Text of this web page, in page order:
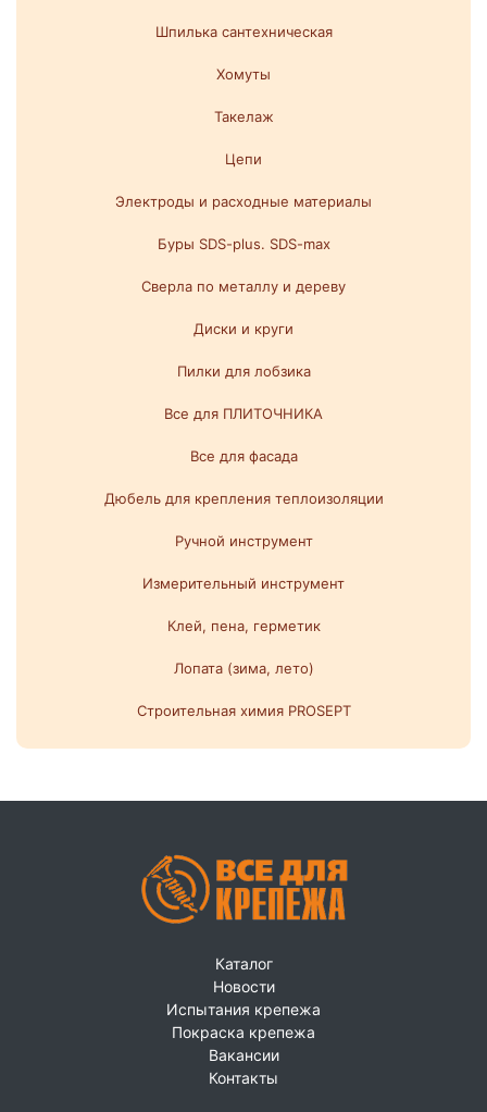
Шпилька сантехническая
Хомуты
Такелаж
Цепи
Электроды и расходные материалы
Буры SDS-plus. SDS-max
Сверла по металлу и дереву
Диски и круги
Пилки для лобзика
Все для ПЛИТОЧНИКА
Все для фасада
Дюбель для крепления теплоизоляции
Ручной инструмент
Измерительный инструмент
Клей, пена, герметик
Лопата (зима, лето)
Строительная химия PROSEPT
Каталог
Новости
Испытания крепежа
Покраска крепежа
Вакансии
Контакты